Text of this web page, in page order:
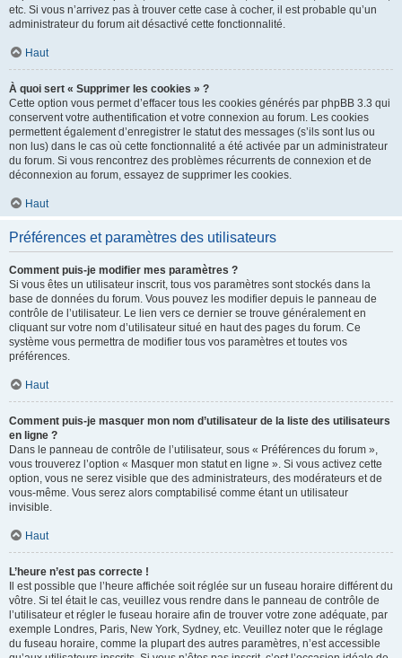
etc. Si vous n’arrivez pas à trouver cette case à cocher, il est probable qu’un
administrateur du forum ait désactivé cette fonctionnalité.
Haut
À quoi sert « Supprimer les cookies » ?
Cette option vous permet d’effacer tous les cookies générés par phpBB 3.3 qui
conservent votre authentification et votre connexion au forum. Les cookies
permettent également d’enregistrer le statut des messages (s’ils sont lus ou
non lus) dans le cas où cette fonctionnalité a été activée par un administrateur
du forum. Si vous rencontrez des problèmes récurrents de connexion et de
déconnexion au forum, essayez de supprimer les cookies.
Haut
Préférences et paramètres des utilisateurs
Comment puis-je modifier mes paramètres ?
Si vous êtes un utilisateur inscrit, tous vos paramètres sont stockés dans la
base de données du forum. Vous pouvez les modifier depuis le panneau de
contrôle de l’utilisateur. Le lien vers ce dernier se trouve généralement en
cliquant sur votre nom d’utilisateur situé en haut des pages du forum. Ce
système vous permettra de modifier tous vos paramètres et toutes vos
préférences.
Haut
Comment puis-je masquer mon nom d’utilisateur de la liste des utilisateurs
en ligne ?
Dans le panneau de contrôle de l’utilisateur, sous « Préférences du forum »,
vous trouverez l’option « Masquer mon statut en ligne ». Si vous activez cette
option, vous ne serez visible que des administrateurs, des modérateurs et de
vous-même. Vous serez alors comptabilisé comme étant un utilisateur
invisible.
Haut
L’heure n’est pas correcte !
Il est possible que l’heure affichée soit réglée sur un fuseau horaire différent du
vôtre. Si tel était le cas, veuillez vous rendre dans le panneau de contrôle de
l’utilisateur et régler le fuseau horaire afin de trouver votre zone adéquate, par
exemple Londres, Paris, New York, Sydney, etc. Veuillez noter que le réglage
du fuseau horaire, comme la plupart des autres paramètres, n’est accessible